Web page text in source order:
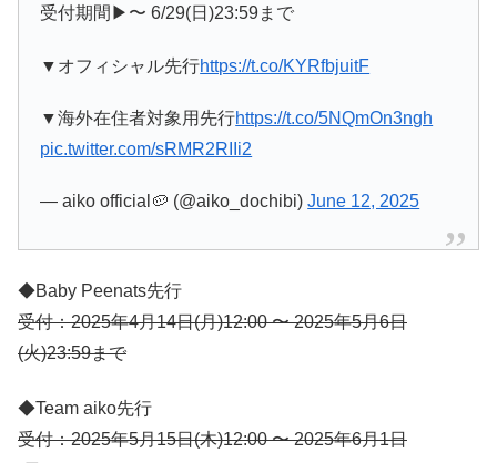
受付期間▶︎〜 6/29(日)23:59まで
▼オフィシャル先行https://t.co/KYRfbjuitF
▼海外在住者対象用先行https://t.co/5NQmOn3ngh
pic.twitter.com/sRMR2RIIi2
— aiko official🥔 (@aiko_dochibi)June 12, 2025
◆Baby Peenats先行
受付：2025年4月14日(月)12:00 〜 2025年5月6日
(火)23:59まで
◆Team aiko先行
受付：2025年5月15日(木)12:00 〜 2025年6月1日